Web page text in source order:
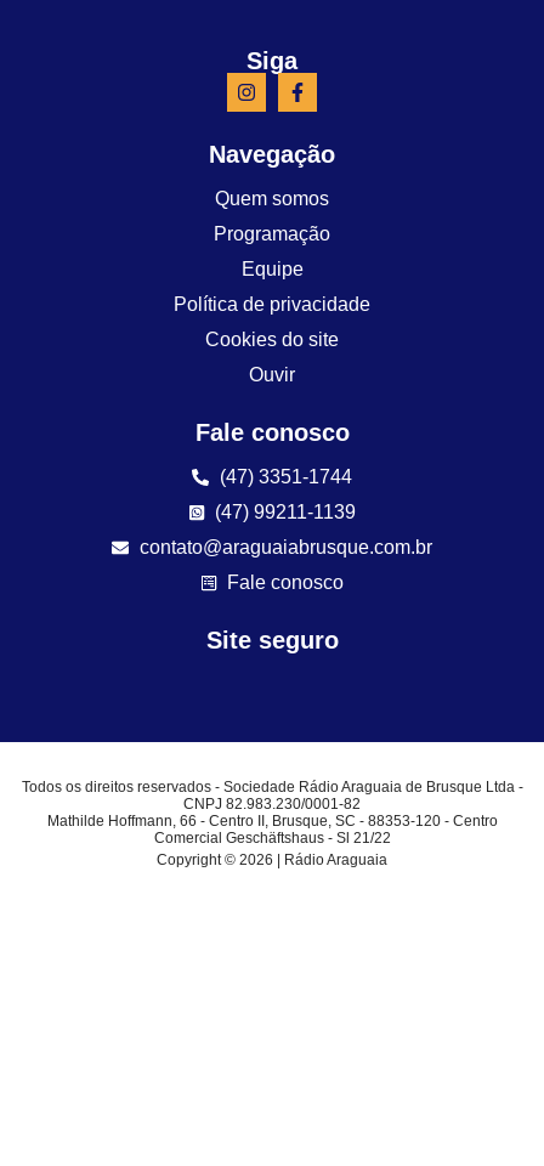
Siga
Navegação
Quem somos
Programação
Equipe
Política de privacidade
Cookies do site
Ouvir
Fale conosco
(47) 3351-1744
(47) 99211-1139
contato@araguaiabrusque.com.br
Fale conosco
Site seguro
Todos os direitos reservados - Sociedade Rádio Araguaia de Brusque Ltda -
CNPJ 82.983.230/0001-82
Mathilde Hoffmann, 66 - Centro II, Brusque, SC - 88353-120 - Centro
Comercial Geschäftshaus - Sl 21/22
Copyright © 2026 | Rádio Araguaia